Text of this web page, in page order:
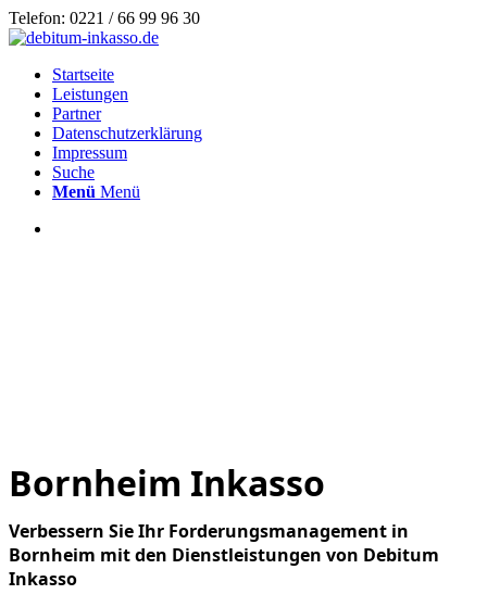
Telefon: 0221 / 66 99 96 30
Startseite
Leistungen
Partner
Datenschutzerklärung
Impressum
Suche
Menü Menü
Bornheim Inkasso
Verbessern Sie Ihr Forderungsmanagement in
Bornheim mit den Dienstleistungen von Debitum
Inkasso